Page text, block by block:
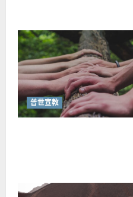
普世宣教